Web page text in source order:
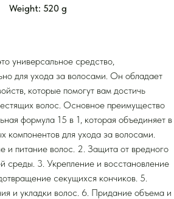
Weight: 520 g
универсальное средство,
для ухода за волосами. Он обладает
которые помогут вам достичь
волос. Основное преимущество
формула 15 в 1, которая объединяет в
компонентов для ухода за волосами.
и питание волос. 2. Защита от вредного
среды. 3. Укрепление и восстановление
секущихся кончиков. 5.
и укладки волос. 6. Придание объема и